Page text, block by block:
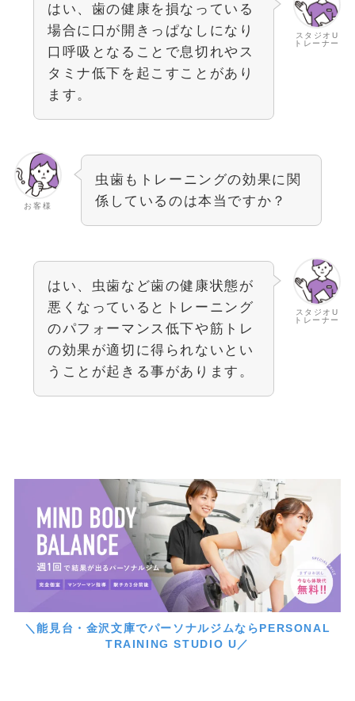
スタジオU
トレーナー
はい、歯の健康を損なっている
場合に口が開きっぱなしになり
口呼吸となることで息切れやス
タミナ低下を起こすことがあり
ます。
お客様
虫歯もトレーニングの効果に関
係しているのは本当ですか？
スタジオU
トレーナー
はい、虫歯など歯の健康状態が
悪くなっているとトレーニング
のパフォーマンス低下や筋トレ
の効果が適切に得られないとい
うことが起きる事があります。
＼能見台・金沢文庫でパーソナルジムならPERSONAL
TRAINING STUDIO U／